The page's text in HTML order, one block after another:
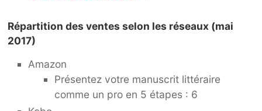
Répartition des ventes selon les réseaux (mai
2017)
Amazon
Présentez votre manuscrit littéraire
comme un pro en 5 étapes : 6